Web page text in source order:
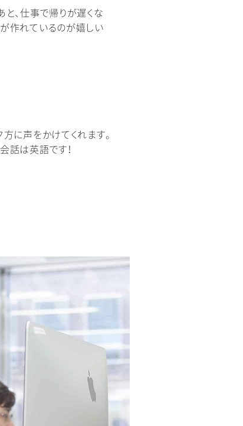
と、仕事で帰りが遅くな
作れているのが嬉しい
に声をかけてくれます。
話は英語です！